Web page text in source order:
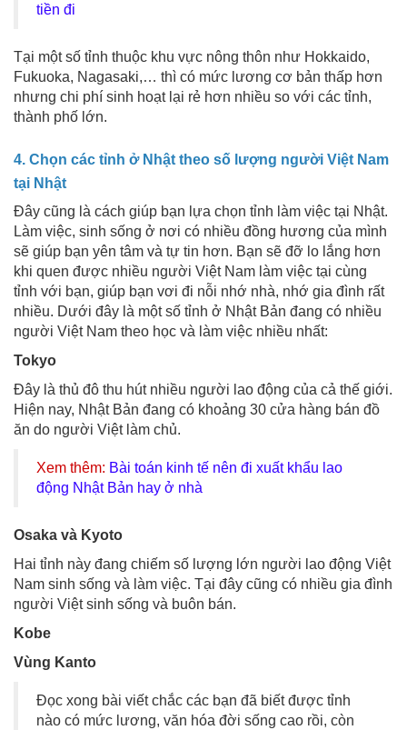
tiền đi
Tại một số tỉnh thuộc khu vực nông thôn như Hokkaido,
Fukuoka, Nagasaki,… thì có mức lương cơ bản thấp hơn
nhưng chi phí sinh hoạt lại rẻ hơn nhiều so với các tỉnh,
thành phố lớn.
4. Chọn các tỉnh ở Nhật theo số lượng người Việt Nam
tại Nhật
Đây cũng là cách giúp bạn lựa chọn tỉnh làm việc tại Nhật.
Làm việc, sinh sống ở nơi có nhiều đồng hương của mình
sẽ giúp bạn yên tâm và tự tin hơn. Bạn sẽ đỡ lo lắng hơn
khi quen được nhiều người Việt Nam làm việc tại cùng
tỉnh với bạn, giúp bạn vơi đi nỗi nhớ nhà, nhớ gia đình rất
nhiều. Dưới đây là một số tỉnh ở Nhật Bản đang có nhiều
người Việt Nam theo học và làm việc nhiều nhất:
Tokyo
Đây là thủ đô thu hút nhiều người lao động của cả thế giới.
Hiện nay, Nhật Bản đang có khoảng 30 cửa hàng bán đồ
ăn do người Việt làm chủ.
Xem thêm: Bài toán kinh tế nên đi xuất khẩu lao
động Nhật Bản hay ở nhà
Osaka và Kyoto
Hai tỉnh này đang chiếm số lượng lớn người lao động Việt
Nam sinh sống và làm việc. Tại đây cũng có nhiều gia đình
người Việt sinh sống và buôn bán.
Kobe
Vùng Kanto
Đọc xong bài viết chắc các bạn đã biết được tỉnh
nào có mức lương, văn hóa đời sống cao rồi, còn